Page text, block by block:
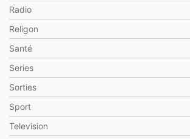
Radio
Religon
Santé
Series
Sorties
Sport
Television